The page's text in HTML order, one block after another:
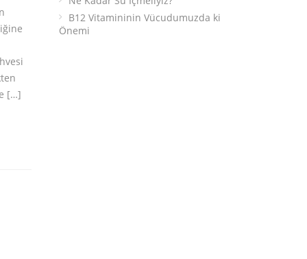
[…]
B12 Vitamininin Vücudumuzda ki
Önemi